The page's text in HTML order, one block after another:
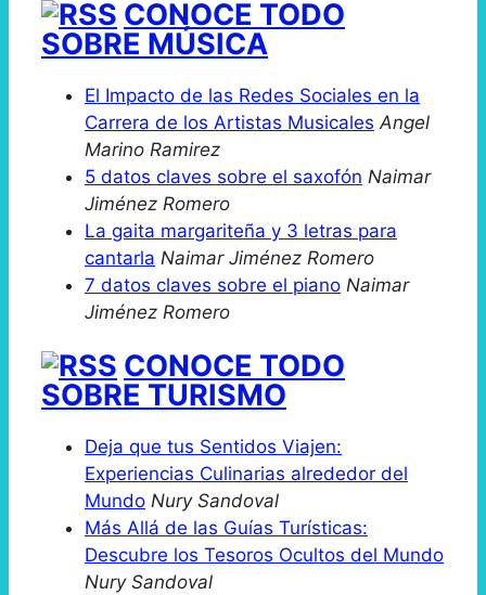
CONOCE TODO
SOBRE MÚSICA
El Impacto de las Redes Sociales en la
Carrera de los Artistas Musicales Angel
Marino Ramirez
5 datos claves sobre el saxofón Naimar
Jiménez Romero
La gaita margariteña y 3 letras para
cantarla Naimar Jiménez Romero
7 datos claves sobre el piano Naimar
Jiménez Romero
CONOCE TODO
SOBRE TURISMO
Deja que tus Sentidos Viajen:
Experiencias Culinarias alrededor del
Mundo Nury Sandoval
Más Allá de las Guías Turísticas:
Descubre los Tesoros Ocultos del Mundo
Nury Sandoval